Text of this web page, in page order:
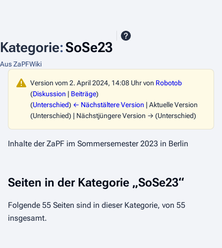
Kategorie:SoSe23
Aus ZaPFWiki
Version vom 2. April 2024, 14:08 Uhr von Robotob
(Diskussion | Beiträge)
(Unterschied) ← Nächstältere Version | Aktuelle Version
(Unterschied) | Nächstjüngere Version → (Unterschied)
Inhalte der ZaPF im Sommersemester 2023 in Berlin
Seiten in der Kategorie „SoSe23“
Folgende 55 Seiten sind in dieser Kategorie, von 55
insgesamt.